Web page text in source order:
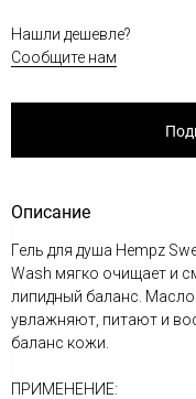
Нашли дешевле?
Сообщите нам
Описание
Гель для душа Hempz
Wash мягко очищает и
липидный баланс.
увлажняют, питают и
баланс кожи.
ПРИМЕНЕНИЕ: